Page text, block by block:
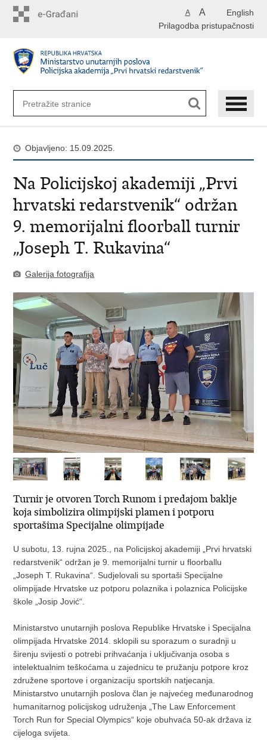
English
A A
Prilagodba pristupačnosti
Objavljeno: 15.09.2025.
Na Policijskoj akademiji „Prvi
hrvatski redarstvenik“ održan
9. memorijalni floorball turnir
„Joseph T. Rukavina“
Galerija fotografija
Turnir je otvoren Torch Runom i predajom baklje
koja simbolizira olimpijski plamen i potporu
sportašima Specijalne olimpijade
U subotu, 13. rujna 2025., na Policijskoj akademiji „Prvi hrvatski
redarstvenik“ održan je 9. memorijalni turnir u floorballu
„Joseph T. Rukavina“. Sudjelovali su sportaši Specijalne
olimpijade Hrvatske uz potporu polaznika i polaznica Policijske
škole „Josip Jović“.
Ministarstvo unutarnjih poslova Republike Hrvatske i Specijalna
olimpijada Hrvatske 2014. sklopili su sporazum o suradnji u
širenju svijesti o potrebi prihvaćanja i uključivanja osoba s
intelektualnim teškoćama u zajednicu te pružanju potpore kroz
združene sportove i organizaciju sportskih natjecanja.
Ministarstvo unutarnjih poslova član je najvećeg međunarodnog
humanitarnog policijskog udruženja „The Law Enforcement
Torch Run for Special Olympics“ koje obuhvaća 50-ak država iz
cijeloga svijeta.